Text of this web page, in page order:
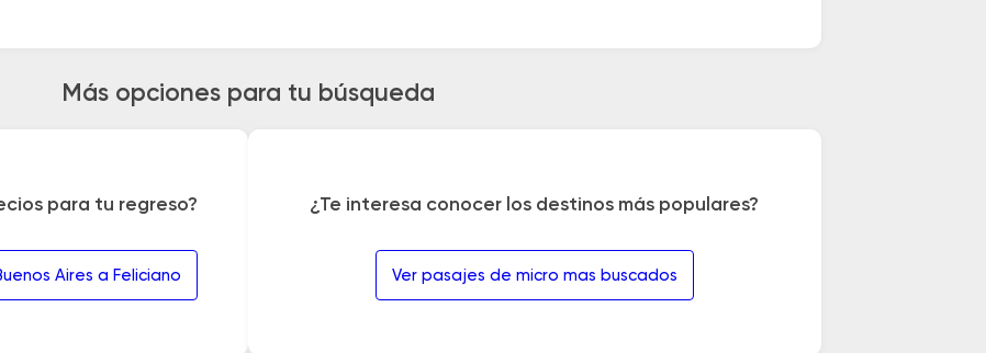
Más opciones para tu búsqueda
para tu regreso?
Aires a Feliciano
¿Te interesa conocer los destinos más populares?
Ver pasajes de micro mas buscados